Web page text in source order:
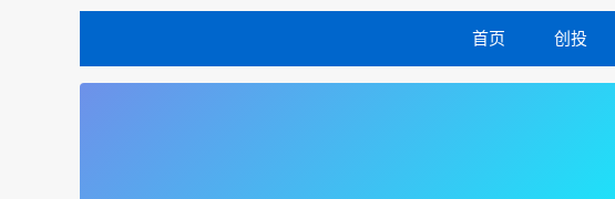
首页 创投